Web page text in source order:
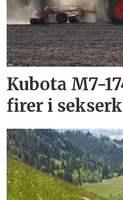
Kubota M7-
firer i